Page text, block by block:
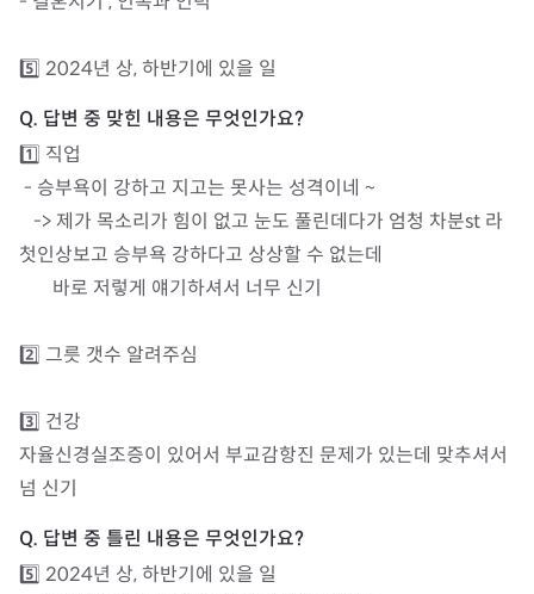
1️⃣ 직업
첫인상보고 승부욕 강하다고 상상할 수 없는데
2️⃣ 그릇 갯수 알려주심
3️⃣ 건강
자율신경실조증이 있어서 부교감항진 문제가 있는데 맞추셔서
5️⃣ 2024년 상, 하반기에 있을 일